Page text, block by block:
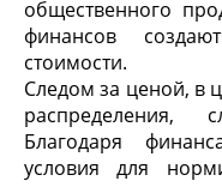
общественного
финансов
стоимости.
Следом за ценой, в
распределения,
Благодаря
условия для